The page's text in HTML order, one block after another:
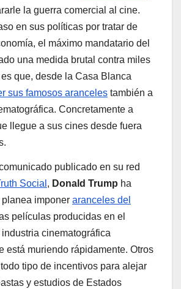
la guerra comercial al cine.
en sus políticas por tratar de
el máximo mandatario del
una medida brutal contra miles
que, desde la Casa Blanca
sus famosos aranceles también a
Concretamente a
llegue a sus cines desde fuera
publicado en su red
Social , Donald Trump ha
imponer aranceles del
películas producidas en el
cinematográfica
está muriendo rápidamente. Otros
tipo de incentivos para alejar
y estudios de Estados